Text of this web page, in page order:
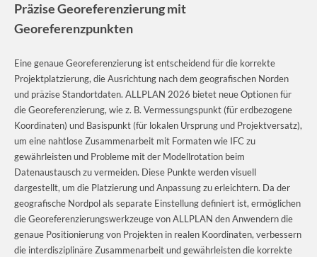
Präzise Georeferenzierung mit
Georeferenzpunkten
Eine genaue Georeferenzierung ist entscheidend für die korrekte
Projektplatzierung, die Ausrichtung nach dem geografischen Norden
und präzise Standortdaten. ALLPLAN 2026 bietet neue Optionen für
die Georeferenzierung, wie z. B. Vermessungspunkt (für erdbezogene
Koordinaten) und Basispunkt (für lokalen Ursprung und Projektversatz),
um eine nahtlose Zusammenarbeit mit Formaten wie IFC zu
gewährleisten und Probleme mit der Modellrotation beim
Datenaustausch zu vermeiden. Diese Punkte werden visuell
dargestellt, um die Platzierung und Anpassung zu erleichtern. Da der
geografische Nordpol als separate Einstellung definiert ist, ermöglichen
die Georeferenzierungswerkzeuge von ALLPLAN den Anwendern die
genaue Positionierung von Projekten in realen Koordinaten, verbessern
die interdisziplinäre Zusammenarbeit und gewährleisten die korrekte